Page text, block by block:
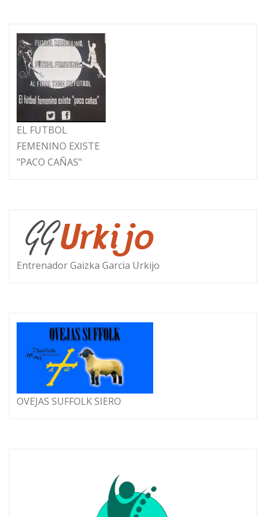
EL FUTBOL
FEMENINO EXISTE
"PACO CAÑAS"
Entrenador Gaizka Garcia Urkijo
OVEJAS SUFFOLK SIERO